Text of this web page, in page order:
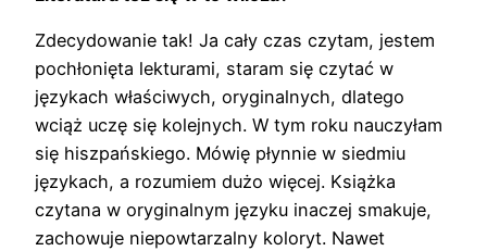
Zdecydowanie tak! Ja cały czas czytam, jestem
pochłonięta lekturami, staram się czytać w
językach właściwych, oryginalnych, dlatego
wciąż uczę się kolejnych. W tym roku nauczyłam
się hiszpańskiego. Mówię płynnie w siedmiu
językach, a rozumiem dużo więcej. Książka
czytana w oryginalnym języku inaczej smakuje,
zachowuje niepowtarzalny koloryt. Nawet